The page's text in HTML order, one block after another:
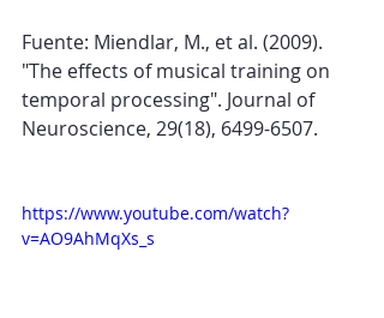
Fuente: Miendlar, M., et al. (2009).
"The effects of musical training on
temporal processing". Journal of
Neuroscience, 29(18), 6499-6507.
https://www.youtube.com/watch?
v=AO9AhMqXs_s